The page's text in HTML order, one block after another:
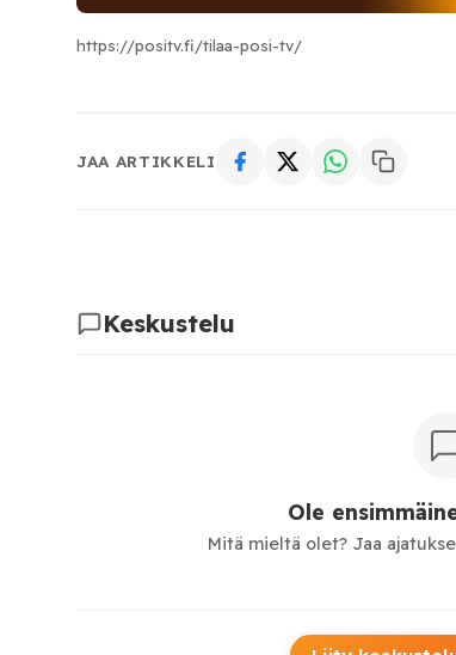
https://positv.fi/tilaa-posi-tv/
JAA ARTIKKELI
Keskustelu
Ole
Mitä mieltä olet? Jaa